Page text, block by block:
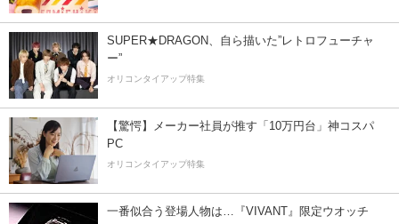
SUPER★DRAGON、自ら描いた”レトロフューチャ
ー”
オリコンタイアップ特集
【驚愕】メーカー社員が推す「10万円台」神コスパ
PC
オリコンタイアップ特集
一番似合う登場人物は…『VIVANT』限定ウオッチ